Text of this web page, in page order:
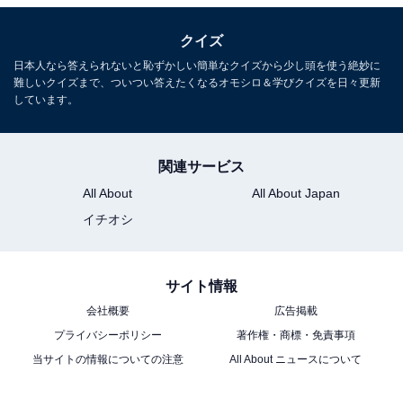
クイズ
日本人なら答えられないと恥ずかしい簡単なクイズから少し頭を使う絶妙に
難しいクイズまで、ついつい答えたくなるオモシロ＆学びクイズを日々更新
しています。
関連サービス
All About
All About Japan
イチオシ
サイト情報
会社概要
広告掲載
プライバシーポリシー
著作権・商標・免責事項
当サイトの情報についての注意
All About ニュースについて